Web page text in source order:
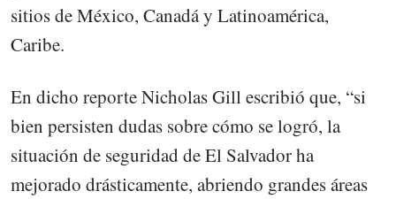
sitios de México, Canadá y Latinoamérica,
Caribe.
En dicho reporte Nicholas Gill escribió que, “si
bien persisten dudas sobre cómo se logró, la
situación de seguridad de El Salvador ha
mejorado drásticamente, abriendo grandes áreas